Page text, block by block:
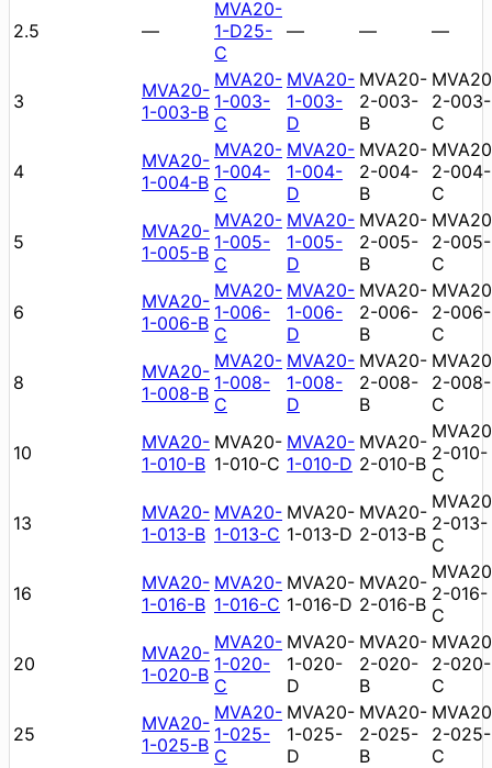
2.5 —
MVA20-
1-D25-
C
— — —
3
MVA20-
1-003-B
MVA20-
1-003-
C
MVA20-
1-003-
D
MVA20-
2-003-
B
2-003-
C
4
MVA20-
1-004-B
MVA20-
1-004-
C
MVA20-
1-004-
D
MVA20-
2-004-
B
2-004-
C
5
MVA20-
1-005-B
MVA20-
1-005-
C
MVA20-
1-005-
D
MVA20-
2-005-
B
2-005-
C
6
MVA20-
1-006-B
MVA20-
1-006-
C
MVA20-
1-006-
D
MVA20-
2-006-
B
2-006-
C
8
MVA20-
1-008-B
MVA20-
1-008-
C
MVA20-
1-008-
D
MVA20-
2-008-
B
2-008-
C
10
MVA20-
1-010-B
MVA20-
1-010-C
MVA20-
1-010-D
MVA20-
2-010-B 2-010-
C
13
MVA20-
1-013-B
MVA20-
1-013-C
MVA20-
1-013-D
MVA20-
2-013-B 2-013-
C
16
MVA20-
1-016-B
MVA20-
1-016-C
MVA20-
1-016-D
MVA20-
2-016-B 2-016-
C
20
MVA20-
1-020-B
MVA20-
1-020-
C
MVA20-
1-020-
D
MVA20-
2-020-
B
2-020-
C
25
MVA20-
1-025-B
MVA20-
1-025-
C
MVA20-
1-025-
D
MVA20-
2-025-
B
2-025-
C